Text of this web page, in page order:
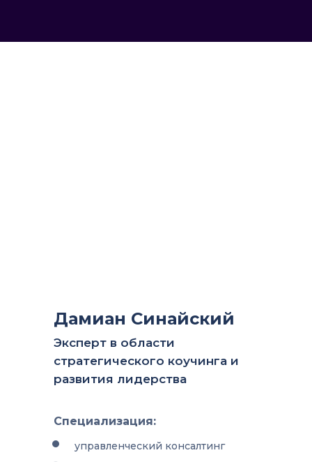
Дамиан Синайский
Эксперт в области
стратегического коучинга и
развития лидерства
Специализация:
управленческий консалтинг